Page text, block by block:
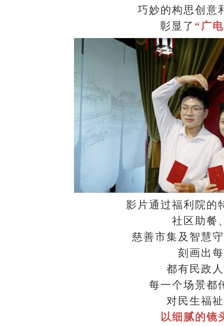
巧妙的构思创意
彰显了 “广
影片通过福利院的
社区助餐
慈善市集及智慧
刻画出
都有民政
每一个场景都
对民生福
以细腻的镜